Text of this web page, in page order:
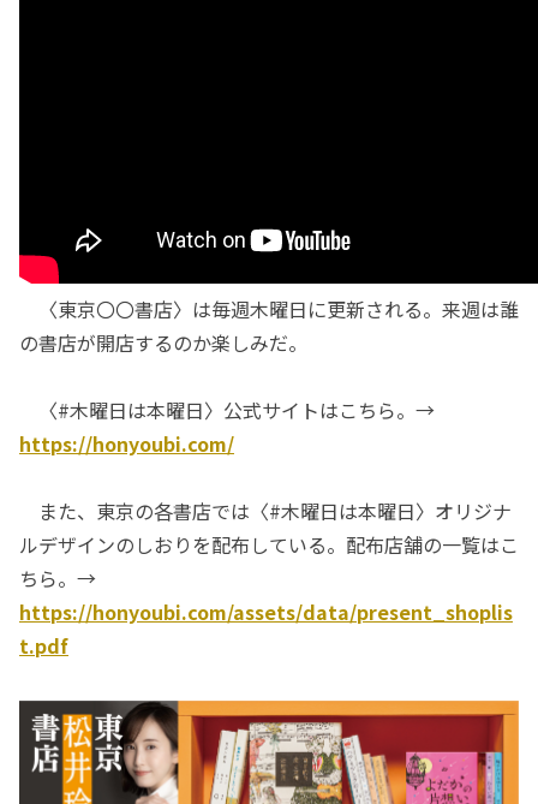
〈東京〇〇書店〉は毎週木曜日に更新される。来週は誰
の書店が開店するのか楽しみだ。
〈#木曜日は本曜日〉公式サイトはこちら。→
https://honyoubi.com/
また、東京の各書店では〈#木曜日は本曜日〉オリジナ
ルデザインのしおりを配布している。配布店舗の一覧はこ
ちら。→
https://honyoubi.com/assets/data/present_shoplis
t.pdf